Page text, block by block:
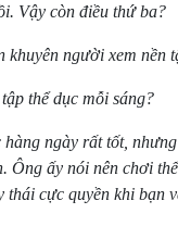
Vậy còn điều thứ ba?
khuyên người xem nền
thể dục mỗi sáng?
hàng ngày rất tốt,
Ông ấy nói nên chơi
thái cực quyền khi bạn